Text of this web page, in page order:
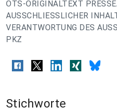
OTS-ORIGINALTEXT
AUSSCHLIESSLICHER
VERANTWORTUNG DES
PKZ
Stichworte